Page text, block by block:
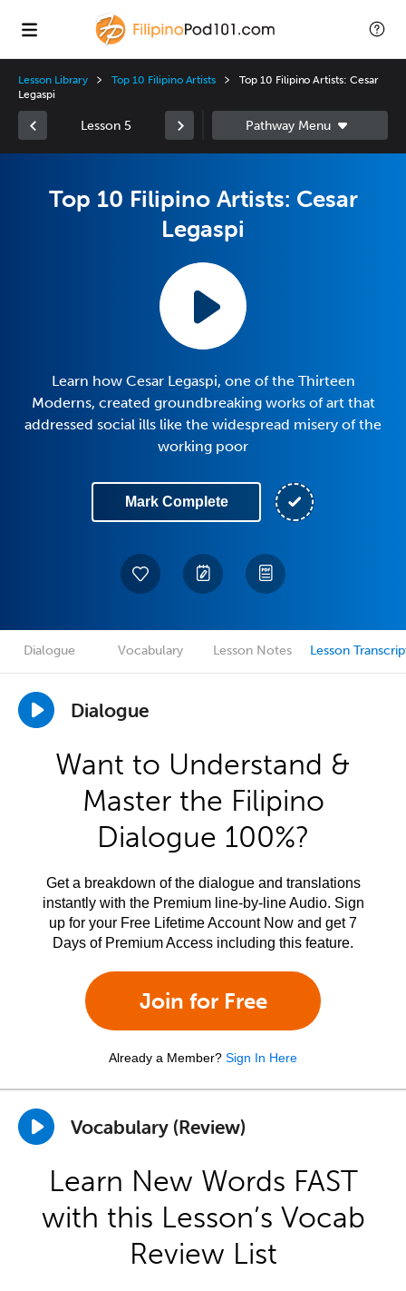
Lesson Library Top 10 Filipino Artists
Top 10 Filipino Artists: Cesar
Legaspi
Lesson 5
Top 10 Filipino Artists: Cesar
Legaspi
Learn how Cesar Legaspi, one of the Thirteen
Moderns, created groundbreaking works of art that
addressed social ills like the widespread misery of the
working poor
Mark Complete
Dialogue Vocabulary Lesson Notes Lesson
Dialogue
Want to Understand &
Master the Filipino
Dialogue 100%?
Get a breakdown of the dialogue and translations
instantly with the Premium line-by-line Audio. Sign
up for your Free Lifetime Account Now and get 7
Days of Premium Access including this feature.
Join for Free
Already a Member? Sign In Here
Vocabulary (Review)
Learn New Words FAST
with this Lesson’s Vocab
Review List